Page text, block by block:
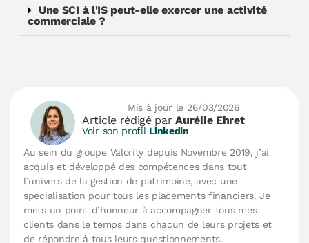
Une SCI à l'IS peut-elle exercer une activité
commerciale ?
Mis à jour le 26/03/2026
Article rédigé parAurélie Ehret
Voir son profil Linkedin
Au sein du groupe Valority depuis Novembre 2019, j’ai
acquis et développé des compétences dans tout
l’univers de la gestion de patrimoine, avec une
spécialisation pour tous les placements financiers. Je
mets un point d’honneur à accompagner tous mes
clients dans le temps dans chacun de leurs projets et
de répondre à tous leurs questionnements.